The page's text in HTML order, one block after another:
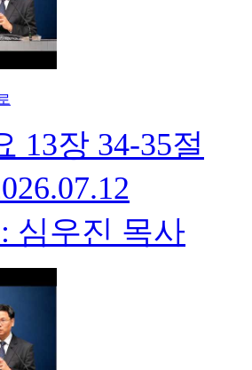
13장 34-35절
심우진 목사